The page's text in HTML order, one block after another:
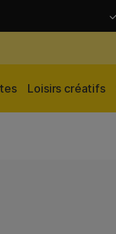
Loisirs créatifs